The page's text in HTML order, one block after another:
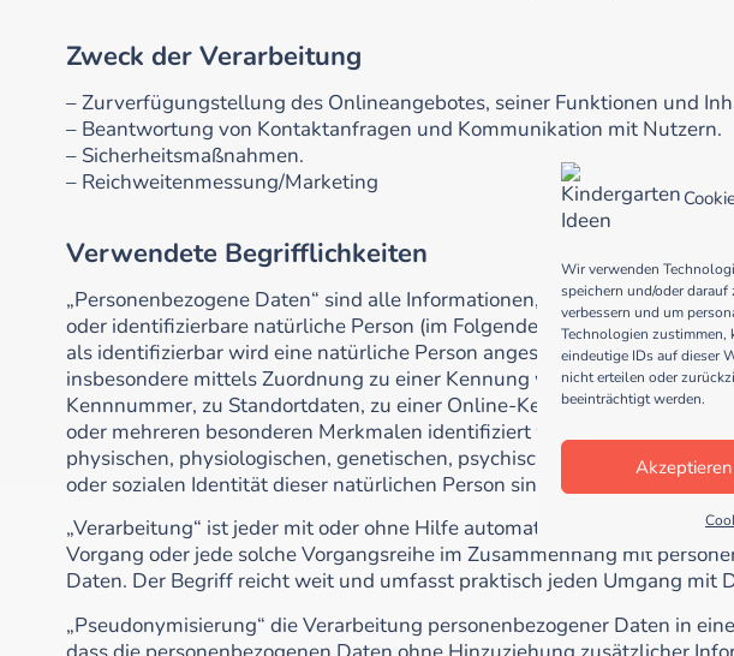
Wir verwenden
speichern und/oder
verbessern und um
Technologien zustimmen,
eindeutige IDs auf dieser
nicht erteilen oder
beeinträchtigt werden.
Akzeptieren
Zweck der Verarbeitung
– Zurverfügungstellung des Onlineangebotes, seiner Funktionen und
– Beantwortung von Kontaktanfragen und Kommunikation mit Nutzern.
– Sicherheitsmaßnahmen.
– Reichweitenmessung/Marketing
Verwendete Begrifflichkeiten
„Personenbezogene Daten“ sind alle Informationen, die sich auf eine
oder identifizierbare natürliche Person (im Folgenden „betroffene
als identifizierbar wird eine natürliche Person angesehen, die direkt oder
insbesondere mittels Zuordnung zu einer Kennung wie einem Namen,
Kennnummer, zu Standortdaten, zu einer Online-Kennung (z.B. Cookie)
oder mehreren besonderen Merkmalen identifiziert werden kann, die
physischen, physiologischen, genetischen, psychischen, wirtschaftlichen,
oder sozialen Identität dieser natürlichen Person sind.
„Verarbeitung“ ist jeder mit oder ohne Hilfe automatisierter Verfahren
Vorgang oder jede solche Vorgangsreihe im Zusammenhang mit
Daten. Der Begriff reicht weit und umfasst praktisch jeden Umgang mit
„Pseudonymisierung“ die Verarbeitung personenbezogener Daten in